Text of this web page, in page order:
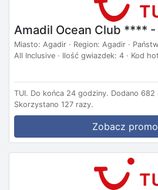
Amadil Ocean Club ****
Miasto: Agadir · Region: Agadir ·
All Inclusive · Ilość gwiazdek: 4 · Kod
TUI. Do końca 24 godziny. Dodano 682
Skorzystano 127 razy.
Zobacz